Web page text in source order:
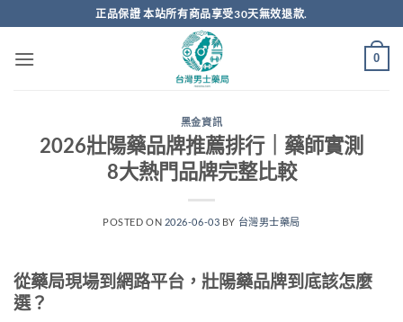
轉
正品保證 本站所有商品享受30天無效退款.
0
黑金資訊
2026壯陽藥品牌推薦排行｜藥師實測
8大熱門品牌完整比較
POSTED ON 2026-06-03 BY 台灣男士藥局
從藥局現場到網路平台，壯陽藥品牌到底該怎麼
選？